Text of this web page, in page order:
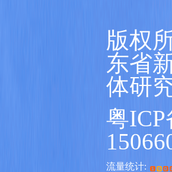
版权
东省
体研
粤ICP
流量统计: